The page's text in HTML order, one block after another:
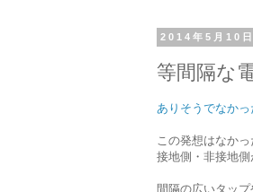
2014年5月10日
等間隔な
ありそうでなか
この発想はなか
接地側・非接地側
間隔の広いタップ